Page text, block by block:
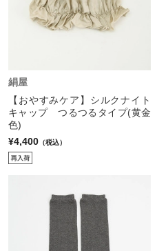
絹屋
【おやすみケア】シルクナイト
キャップ つるつるタイプ(黄金
色)
¥4,400 （税込）